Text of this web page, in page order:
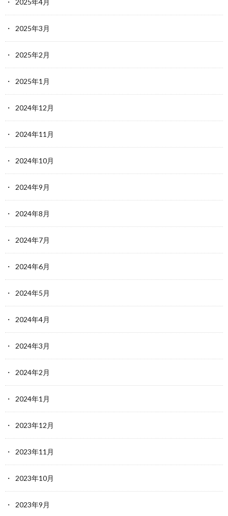
2025年4月
2025年3月
2025年2月
2025年1月
2024年12月
2024年11月
2024年10月
2024年9月
2024年8月
2024年7月
2024年6月
2024年5月
2024年4月
2024年3月
2024年2月
2024年1月
2023年12月
2023年11月
2023年10月
2023年9月